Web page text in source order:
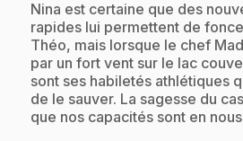
.Nina est certaine que des
rapides lui permettent de
Théo, mais lorsque le chef
par un fort vent sur le lac
sont ses habiletés athlétiques
de le sauver. La sagesse du
que nos capacités sont en